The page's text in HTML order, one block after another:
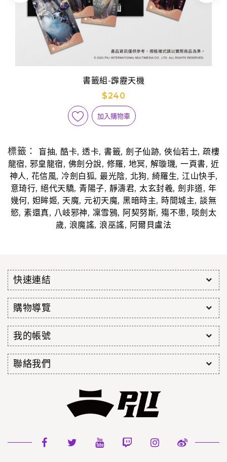
書籤組-霹靂天機
$240
加入購物車
標籤： 盲抽, 酷卡, 透卡, 書籤, 劍子仙跡, 俠仙若士, 疏樓
龍宿, 邪皇龍宿, 佛劍分說, 修羅, 地冥, 解璇璣,一頁書, 近
神人, 花信風, 冷劍白狐, 最光陰, 北狗, 綺羅生, 江山快手,
意琦行,絕代天驕, 青陽子, 靜濤君, 太玄封羲,劍非道, 年
幾何, 妲眸姬, 天魔, 元初天魔,黑暗時主, 時間城主,談無
慾,素還真, 八岐邪神, 凜雪鴉, 阿契努斯,殤不患, 啖劍太
歲, 浪魔謠, 浪巫謠, 阿爾貝盧法
快速連結
購物導覽
我的帳號
聯絡我們